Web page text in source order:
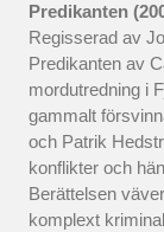
Predikanten
Regisserad av
Predikanten av
mordutredning i
gammalt
och Patrik
konflikter och
Berättelsen
komplext